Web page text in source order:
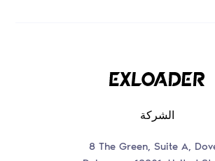
الشركة
8 The Green, Suite A,